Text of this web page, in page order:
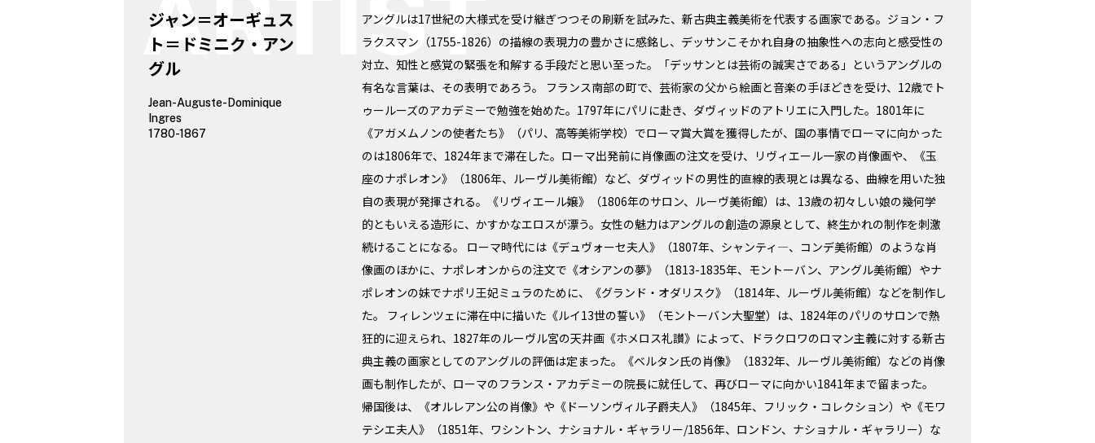
ジャン＝オーギュス
ト＝ドミニク・アン
グル
Jean-Auguste-Dominique
Ingres
1780-1867
アングルは17世紀の大様式を受け継ぎつつその刷新を試みた、新古典主義美術を代表する画家である。ジョン・フ
ラクスマン（1755-1826）の描線の表現力の豊かさに感銘し、デッサンこそかれ自身の抽象性への志向と感受性の
対立、知性と感覚の緊張を和解する手段だと思い至った。「デッサンとは芸術の誠実さである」というアングルの
有名な言葉は、その表明であろう。 フランス南部の町で、芸術家の父から絵画と音楽の手ほどきを受け、12歳でト
ゥールーズのアカデミーで勉強を始めた。1797年にパリに赴き、ダヴィッドのアトリエに入門した。1801年に
《アガメムノンの使者たち》（パリ、高等美術学校）でローマ賞大賞を獲得したが、国の事情でローマに向かった
のは1806年で、1824年まで滞在した。ローマ出発前に肖像画の注文を受け、リヴィエール一家の肖像画や、《玉
座のナポレオン》（1806年、ルーヴル美術館）など、ダヴィッドの男性的直線的表現とは異なる、曲線を用いた独
自の表現が発揮される。《リヴィエール嬢》（1806年のサロン、ルーヴ美術館）は、13歳の初々しい娘の幾何学
的ともいえる造形に、かすかなエロスが漂う。女性の魅力はアングルの創造の源泉として、終生かれの制作を刺激
続けることになる。 ローマ時代には《デュヴォーセ夫人》（1807年、シャンティ―、コンデ美術館）のような肖
像画のほかに、ナポレオンからの注文で《オシアンの夢》（1813-1835年、モントーバン、アングル美術館）やナ
ポレオンの妹でナポリ王妃ミュラのために、《グランド・オダリスク》（1814年、ルーヴル美術館）などを制作し
た。 フィレンツェに滞在中に描いた《ルイ13世の誓い》（モントーバン大聖堂）は、1824年のパリのサロンで熱
狂的に迎えられ、1827年のルーヴル宮の天井画《ホメロス礼讃》によって、ドラクロワのロマン主義に対する新古
典主義の画家としてのアングルの評価は定まった。《ベルタン氏の肖像》（1832年、ルーヴル美術館）などの肖像
画も制作したが、ローマのフランス・アカデミーの院長に就任して、再びローマに向かい1841年まで留まった。
帰国後は、《オルレアン公の肖像》や《ドーソンヴィル子爵夫人》（1845年、フリック・コレクション）や《モワ
テシエ夫人》（1851年、ワシントン、ナショナル・ギャラリー/1856年、ロンドン、ナショナル・ギャラリー）な